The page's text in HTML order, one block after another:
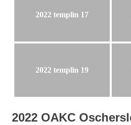
2022 templin 17
2022 templin 19
2022 OAKC